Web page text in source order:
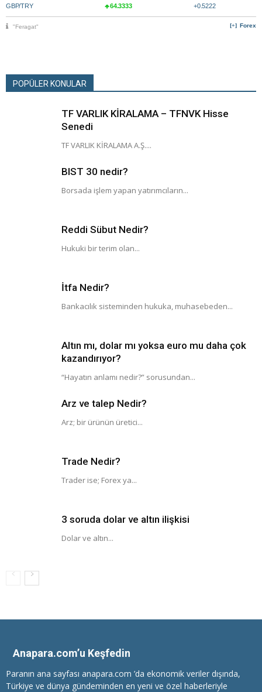
GBP/TRY 64.3333 +0.5222
Forex
"Feragat"
POPÜLER KONULAR
TF VARLIK KİRALAMA – TFNVK Hisse
Senedi
TF VARLIK KİRALAMA A.Ş....
BIST 30 nedir?
Borsada işlem yapan yatırımcıların...
Reddi Sübut Nedir?
Hukuki bir terim olan...
İtfa Nedir?
Bankacılık sisteminden hukuka, muhasebeden...
Altın mı, dolar mı yoksa euro mu daha çok
kazandırıyor?
“Hayatın anlamı nedir?” sorusundan...
Arz ve talep Nedir?
Arz; bir ürünün üretici...
Trade Nedir?
Trader ise; Forex ya...
3 soruda dolar ve altın ilişkisi
Dolar ve altın...
Anapara.com’u Keşfedin
Paranın ana sayfası anapara.com ’da ekonomik veriler dışında,
Türkiye ve dünya gündeminden en yeni ve özel haberleriyle